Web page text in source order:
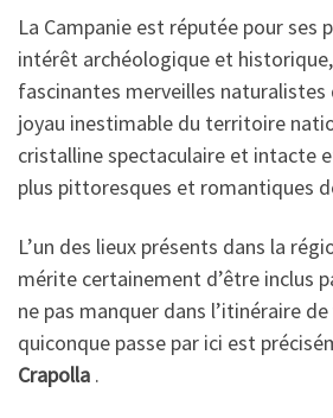
La Campanie est réputée pour ses
intérêt archéologique et
fascinantes merveilles naturalistes
joyau inestimable du territoire
cristalline spectaculaire et intacte
plus pittoresques et romantiques
L’un des lieux présents dans la
mérite certainement d’être inclus
ne pas manquer dans l’itinéraire
quiconque passe par ici est
Crapolla .